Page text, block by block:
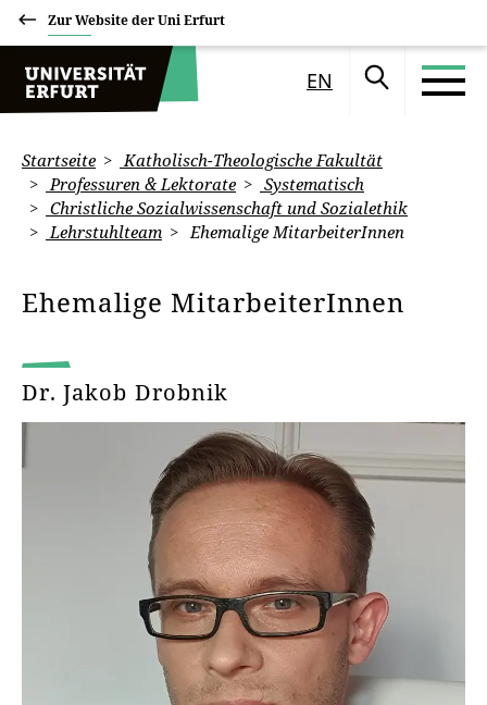
Zur Website der Uni Erfurt
EN
Startseite
Katholisch-Theologische Fakultät
Professuren & Lektorate
Systematisch
Christliche Sozialwissenschaft und Sozialethik
Lehrstuhlteam
Ehemalige MitarbeiterInnen
Ehemalige MitarbeiterInnen
Dr. Jakob Drobnik